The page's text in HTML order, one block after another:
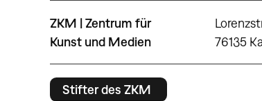
ZKM | Zentrum für
Kunst und Medien
76135
Stifter des ZKM